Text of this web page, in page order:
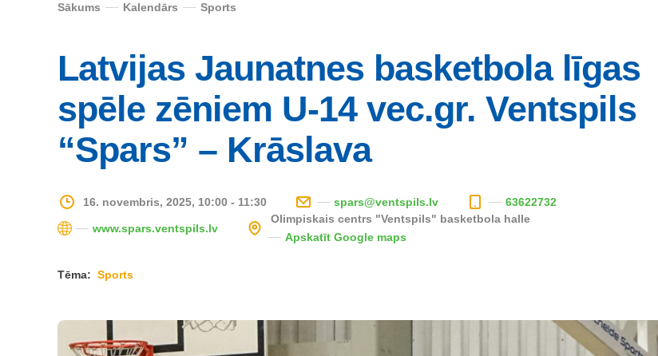
Sākums Kalendārs Sports
Latvijas Jaunatnes basketbola līgas
spēle zēniem U-14 vec.gr. Ventspils
“Spars” – Krāslava
16. novembris, 2025, 10:00 - 11:30 spars@ventspils.lv 63622732
www.spars.ventspils.lv
Olimpiskais centrs "Ventspils" basketbola halle
Apskatīt Google maps
Tēma: Sports